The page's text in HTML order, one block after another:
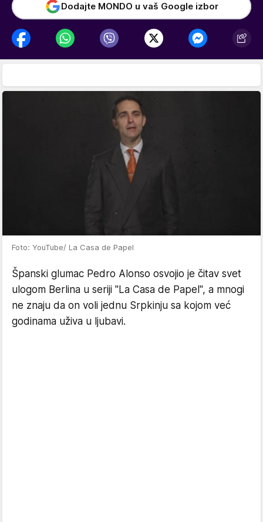
Dodajte MONDO u vaš Google izbor
Foto: YouTube/ La Casa de Papel
Španski glumac Pedro Alonso osvojio je čitav svet
ulogom Berlina u seriji "La Casa de Papel", a mnogi
ne znaju da on voli jednu Srpkinju sa kojom već
godinama uživa u ljubavi.